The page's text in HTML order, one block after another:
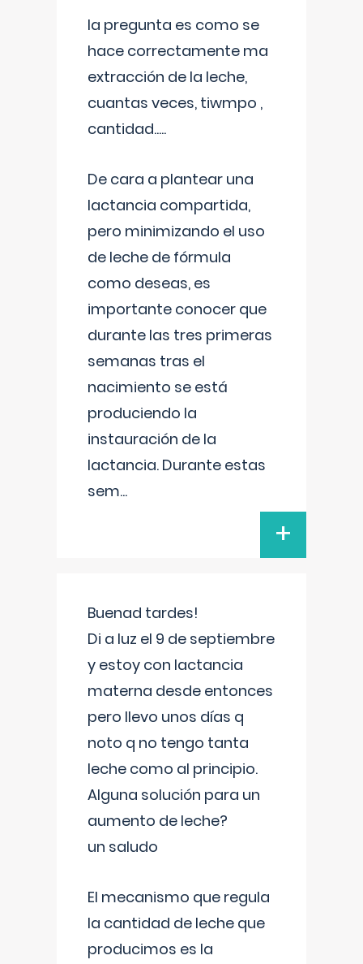
la pregunta es como se
hace correctamente ma
extracción de la leche,
cuantas veces, tiwmpo ,
cantidad.....
De cara a plantear una
lactancia compartida,
pero minimizando el uso
de leche de fórmula
como deseas, es
importante conocer que
durante las tres primeras
semanas tras el
nacimiento se está
produciendo la
instauración de la
lactancia. Durante estas
sem...
+
Buenad tardes!
Di a luz el 9 de septiembre
y estoy con lactancia
materna desde entonces
pero llevo unos días q
noto q no tengo tanta
leche como al principio.
Alguna solución para un
aumento de leche?
un saludo
El mecanismo que regula
la cantidad de leche que
producimos es la